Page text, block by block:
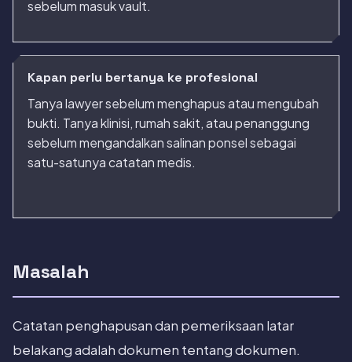
sebelum masuk vault.
Kapan perlu bertanya ke profesional
Tanya lawyer sebelum menghapus atau mengubah
bukti. Tanya klinisi, rumah sakit, atau penanggung
sebelum mengandalkan salinan ponsel sebagai
satu-satunya catatan medis.
Masalah
Catatan penghapusan dan pemeriksaan latar
belakang adalah dokumen tentang dokumen.